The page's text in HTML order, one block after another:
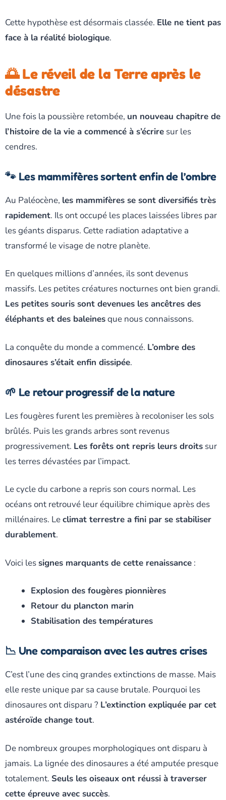
Cette hypothèse est désormais classée. Elle ne tient pas
face à la réalité biologique.
🌅 Le réveil de la Terre après le
désastre
Une fois la poussière retombée, un nouveau chapitre de
l’histoire de la vie a commencé à s’écrire sur les
cendres.
🐾 Les mammifères sortent enfin de l’ombre
Au Paléocène, les mammifères se sont diversifiés très
rapidement. Ils ont occupé les places laissées libres par
les géants disparus. Cette radiation adaptative a
transformé le visage de notre planète.
En quelques millions d’années, ils sont devenus
massifs. Les petites créatures nocturnes ont bien grandi.
Les petites souris sont devenues les ancêtres des
éléphants et des baleinesque nous connaissons.
La conquête du monde a commencé. L’ombre des
dinosaures s’était enfin dissipée.
🌱 Le retour progressif de la nature
Les fougères furent les premières à recoloniser les sols
brûlés. Puis les grands arbres sont revenus
progressivement. Les forêts ont repris leurs droits sur
les terres dévastées par l’impact.
Le cycle du carbone a repris son cours normal. Les
océans ont retrouvé leur équilibre chimique après des
millénaires. Leclimat terrestre a fini par se stabiliser
durablement.
Voici lessignes marquants de cette renaissance :
Explosion des fougères pionnières
Retour du plancton marin
Stabilisation des températures
📉 Une comparaison avec les autres crises
C’est l’une des cinq grandes extinctions de masse. Mais
elle reste unique par sa cause brutale. Pourquoi les
dinosaures ont disparu ? L’extinction expliquée par cet
astéroïde change tout.
De nombreux groupes morphologiques ont disparu à
jamais. La lignée des dinosaures a été amputée presque
totalement. Seuls les oiseaux ont réussi à traverser
cette épreuve avec succès.